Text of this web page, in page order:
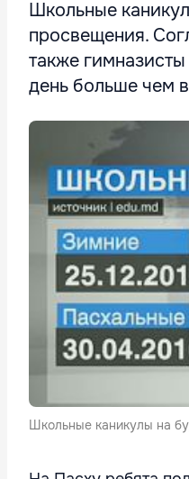
Школьные
просвещения.
также
день больше чем
Школьные каникулы на